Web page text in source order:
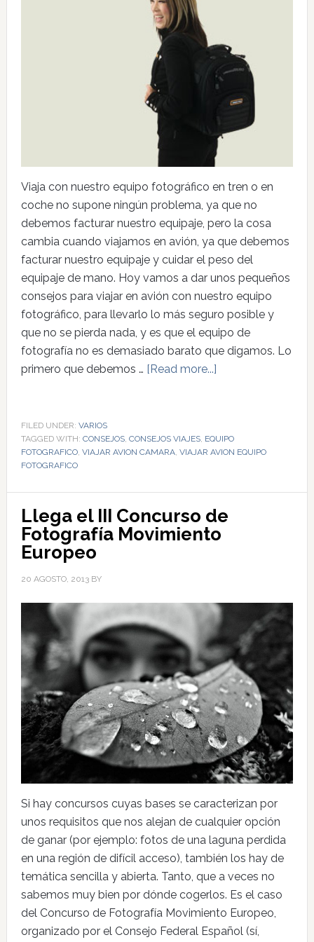
Viaja con nuestro equipo fotográfico en tren o en
coche no supone ningún problema, ya que no
debemos facturar nuestro equipaje, pero la cosa
cambia cuando viajamos en avión, ya que debemos
facturar nuestro equipaje y cuidar el peso del
equipaje de mano. Hoy vamos a dar unos pequeños
consejos para viajar en avión con nuestro equipo
fotográfico, para llevarlo lo más seguro posible y
que no se pierda nada, y es que el equipo de
fotografía no es demasiado barato que digamos. Lo
primero que debemos … [Read more...]
FILED UNDER: VARIOS
TAGGED WITH: CONSEJOS, CONSEJOS VIAJES, EQUIPO
FOTOGRAFICO, VIAJAR AVION CAMARA, VIAJAR AVION EQUIPO
FOTOGRAFICO
Llega el III Concurso de
Fotografía Movimiento
Europeo
20 AGOSTO, 2013BY
Si hay concursos cuyas bases se caracterizan por
unos requisitos que nos alejan de cualquier opción
de ganar (por ejemplo: fotos de una laguna perdida
en una región de difícil acceso), también los hay de
temática sencilla y abierta. Tanto, que a veces no
sabemos muy bien por dónde cogerlos. Es el caso
del Concurso de Fotografía Movimiento Europeo,
organizado por el Consejo Federal Español (sí,